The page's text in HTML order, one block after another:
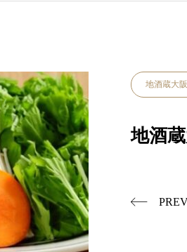
地酒蔵大阪
地酒